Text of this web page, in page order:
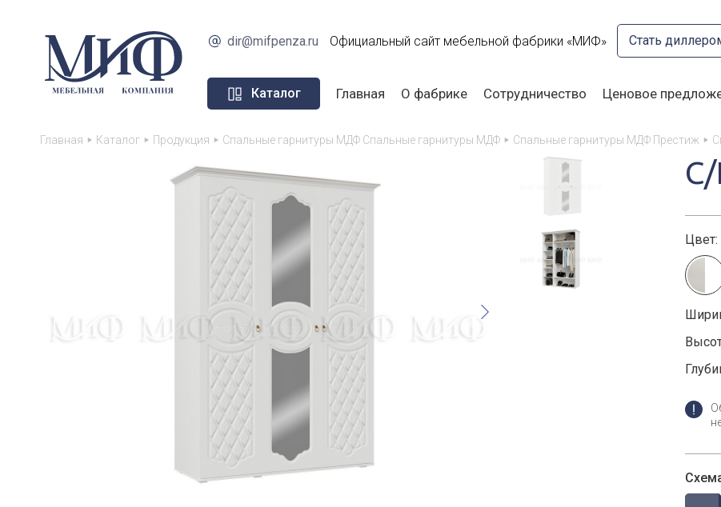
dir@mifpenza.ru Официальный сайт мебельной фабрики «МИФ» Стать
Каталог Главная О фабрике Сотрудничество Ценовое
Главная Каталог Продукция Спальные гарнитуры МДФ Спальные гарнитуры МДФ Спальные гарнитуры МДФ Престиж
Цвет: